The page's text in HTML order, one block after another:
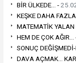
BİR ÜLKEDE... -
KEŞKE DAHA
MATEMATİK YALAN
HEM DE ÇOK AĞIR...
SONUÇ
DAVA AÇMAK...